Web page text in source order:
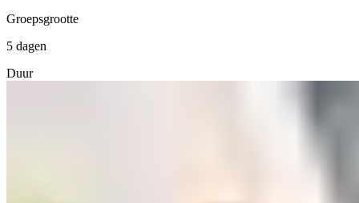
Groepsgrootte
5 dagen
Duur